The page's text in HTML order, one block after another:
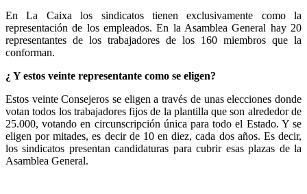
En La Caixa los sindicatos tienen exclusivamente como la
representación de los empleados. En la Asamblea General hay 20
representantes de los trabajadores de los 160 miembros que la
conforman.
¿ Y estos veinte representante como se eligen?
Estos veinte Consejeros se eligen a través de unas elecciones donde
votan todos los trabajadores fijos de la plantilla que son alrededor de
25.000, votando en circunscripción única para todo el Estado. Y se
eligen por mitades, es decir de 10 en diez, cada dos años. Es decir,
los sindicatos presentan candidaturas para cubrir esas plazas de la
Asamblea General.